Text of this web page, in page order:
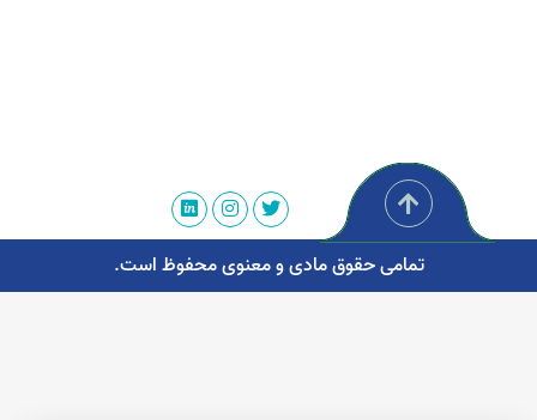
تمامی حقوق مادی و معنوی محفوظ است.